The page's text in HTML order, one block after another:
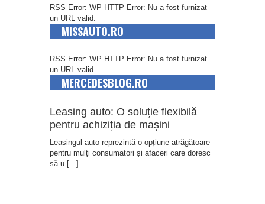
RSS Error: WP HTTP Error: Nu a fost furnizat
un URL valid.
MISSAUTO.RO
RSS Error: WP HTTP Error: Nu a fost furnizat
un URL valid.
MERCEDESBLOG.RO
Leasing auto: O soluție flexibilă
pentru achiziția de mașini
Leasingul auto reprezintă o opțiune atrăgătoare
pentru mulți consumatori și afaceri care doresc
să u [...]